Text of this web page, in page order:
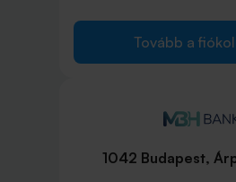
Tovább a
1042 Budapest,